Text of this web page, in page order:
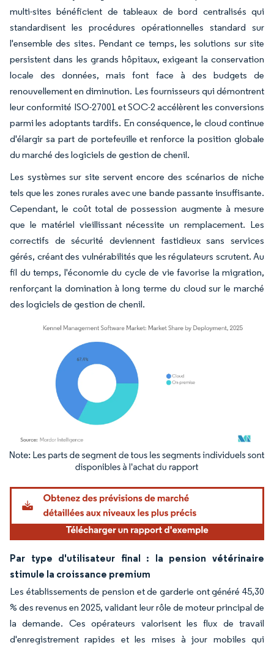
multi-sites bénéficient de tableaux de bord centralisés qui
standardisent les procédures opérationnelles standard sur
l'ensemble des sites. Pendant ce temps, les solutions sur site
persistent dans les grands hôpitaux, exigeant la conservation
locale des données, mais font face à des budgets de
renouvellement en diminution. Les fournisseurs qui démontrent
leur conformité ISO-27001 et SOC-2 accélèrent les conversions
parmi les adoptants tardifs. En conséquence, le cloud continue
d'élargir sa part de portefeuille et renforce la position globale
du marché des logiciels de gestion de chenil.
Les systèmes sur site servent encore des scénarios de niche
tels que les zones rurales avec une bande passante insuffisante.
Cependant, le coût total de possession augmente à mesure
que le matériel vieillissant nécessite un remplacement. Les
correctifs de sécurité deviennent fastidieux sans services
gérés, créant des vulnérabilités que les régulateurs scrutent. Au
fil du temps, l'économie du cycle de vie favorise la migration,
renforçant la domination à long terme du cloud sur le marché
des logiciels de gestion de chenil.
Image © Mordor Intelligence. La réutilisation nécessite une attribution sous CC BY
Par type d'utilisateur final : la pension vétérinaire
stimule la croissance premium
Les établissements de pension et de garderie ont généré 45,30
% des revenus en 2025, validant leur rôle de moteur principal de
la demande. Ces opérateurs valorisent les flux de travail
d'enregistrement rapides et les mises à jour mobiles qui